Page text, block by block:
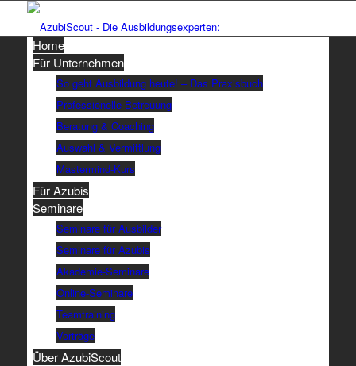
Home
Für Unternehmen
So geht Ausbildung heute! – Das Praxisbuch
Professionelle Betreuung
Beratung & Coaching
Auswahl & Vermittlung
Mastermind-Kurs
Für Azubis
Seminare
Seminare für Ausbilder
Seminare für Azubis
Akademie-Seminare
Online-Seminare
Teamtraining
Vorträge
Über AzubiScout